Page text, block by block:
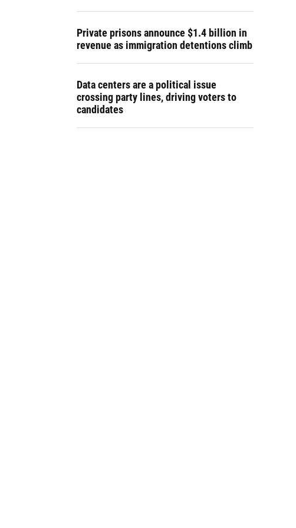
Private prisons announce $1.4 billion in
revenue as immigration detentions climb
Data centers are a political issue
crossing party lines, driving voters to
candidates